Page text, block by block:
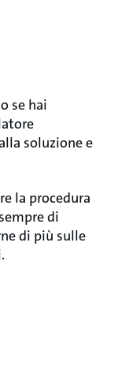
se hai
soluzione e
la procedura
di
di più sulle